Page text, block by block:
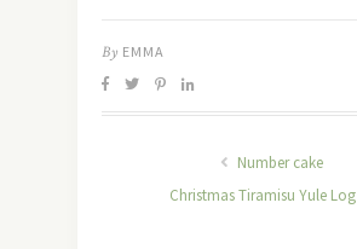
By EMMA
Number cake
Christmas Tiramisu Yule Log